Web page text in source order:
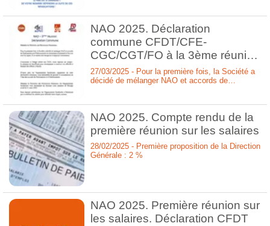
NAO 2025. Déclaration
commune CFDT/CFE-
CGC/CGT/FO à la 3ème réunion
de négociation
27/03/2025 - Pour la première fois, la Société a
décidé de mélanger NAO et accords de
résulte une incapacité à négocier sereinement.
NAO 2025. Compte rendu de la
première réunion sur les salaires
28/02/2025 - Première proposition de la Direction
Générale : 2 %
NAO 2025. Première réunion sur
les salaires. Déclaration CFDT